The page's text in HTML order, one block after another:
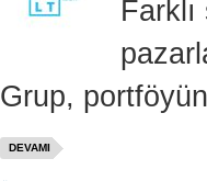
Grup,
DEVAMI